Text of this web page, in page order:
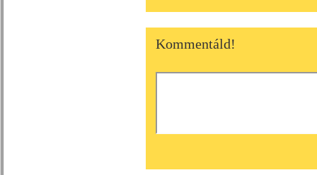
Kommentáld!